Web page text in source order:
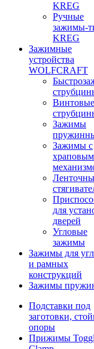
KREG
Ручные
зажимы-
KREG
Зажимные
устройства
WOLFCRAFT
Винтовые
Зажимы
Зажимы с
храповым
для
дверей
Угловые
зажимы
Зажимы для
и рамных
конструкций
Зажимы
Подставки под
заготовки,
опоры
Прижимы